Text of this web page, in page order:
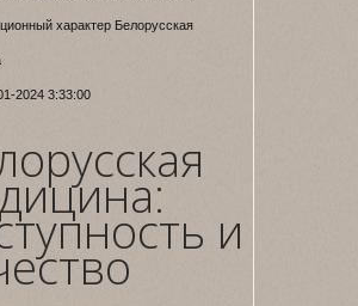
характер Белорусская
2024 3:33:00
и